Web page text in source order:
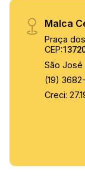
Malca
Praça
CEP:
São José
(19)
Creci: